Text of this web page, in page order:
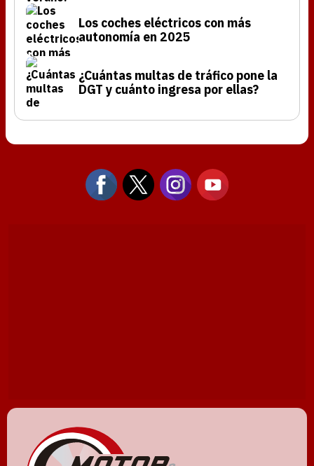
Los coches eléctricos con más
autonomía en 2025
¿Cuántas multas de tráfico pone la
DGT y cuánto ingresa por ellas?